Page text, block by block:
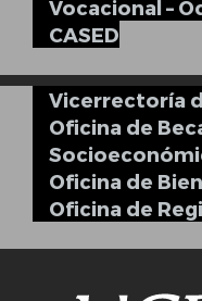
Vocacional –
CASED
Vicerrectoría
Oficina de
Oficina de
Oficina de